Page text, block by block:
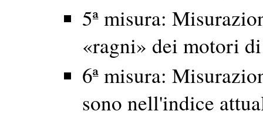
5ª misura:
«ragni» dei motori
6ª misura:
sono nell'indice